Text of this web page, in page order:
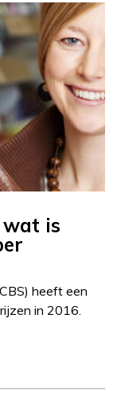
wat is
heeft een
in 2016.